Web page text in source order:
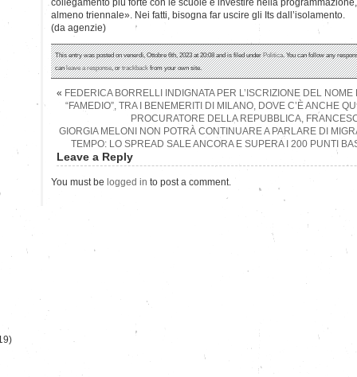
collegamento più forte con le scuole e investire nella
almeno triennale». Nei fatti, bisogna far uscire gli Its dall’isolamento.
(da agenzie)
This entry was posted on venerdì, Ottobre 6th, 2023 at 20:08 and is filed underPolitica. You can follow any
canleave a response, ortrackbackfrom your own site.
« FEDERICA BORRELLI INDIGNATA PER L’ISCRIZIONE DEL
“FAMEDIO”, TRA I BENEMERITI DI MILANO, DOVE C’È ANCHE
PROCURATORE DELLA REPUBBLICA,
GIORGIA MELONI NON POTRÀ CONTINUARE A PARLARE DI
TEMPO: LO SPREAD SALE ANCORA E SUPERA I 200 PUNTI
Leave a Reply
You must be logged in to post a comment.